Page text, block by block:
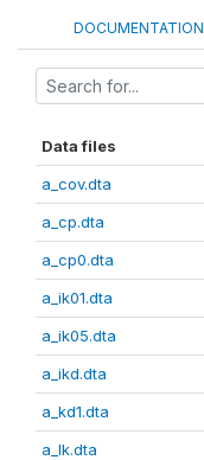
DOCUMENTATION
Data files
a_cov.dta
a_cp.dta
a_cp0.dta
a_ik01.dta
a_ik05.dta
a_ikd.dta
a_kd1.dta
a_lk.dta